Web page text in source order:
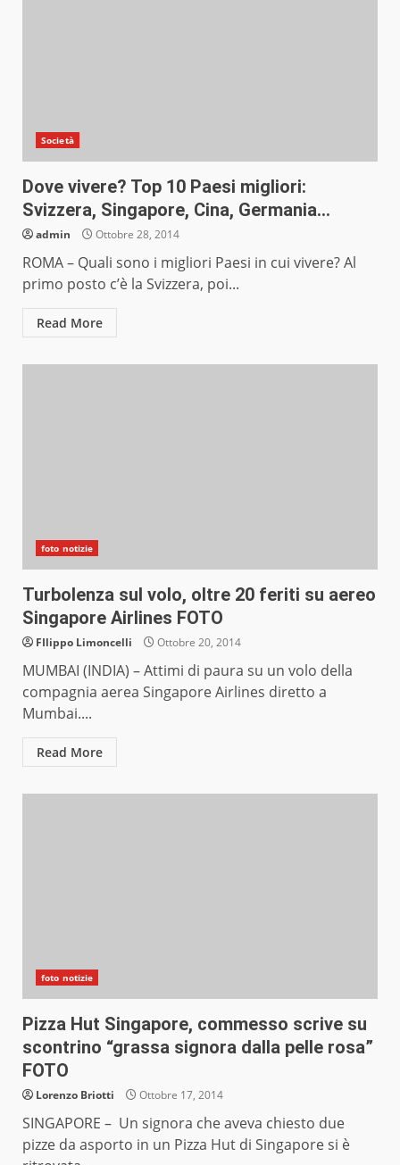
Società
Dove vivere? Top 10 Paesi migliori:
Svizzera, Singapore, Cina, Germania…
admin Ottobre 28, 2014
ROMA – Quali sono i migliori Paesi in cui vivere? Al
primo posto c’è la Svizzera, poi...
Read More
foto notizie
Turbolenza sul volo, oltre 20 feriti su aereo
Singapore Airlines FOTO
FIlippo Limoncelli Ottobre 20, 2014
MUMBAI (INDIA) – Attimi di paura su un volo della
compagnia aerea Singapore Airlines diretto a
Mumbai....
Read More
foto notizie
Pizza Hut Singapore, commesso scrive su
scontrino “grassa signora dalla pelle rosa”
FOTO
Lorenzo Briotti Ottobre 17, 2014
SINGAPORE – Un signora che aveva chiesto due
pizze da asporto in un Pizza Hut di Singapore si è